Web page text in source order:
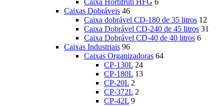
Caixa Hortifruti HFG 6
Caixas Dobráveis 46
Caixa dobrável CD-180 de 35 litros 12
Caixa Dobrável CD-240 de 45 litros 31
Caixa Dobrável CD-40 de 40 litros 6
Caixas Industriais 96
Caixas Organizadoras 64
CP-130L 24
CP-180L 13
CP-20L 2
CP-372L 2
CP-42L 9